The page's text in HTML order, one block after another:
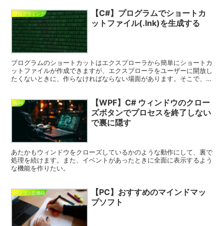
プログラミング
【C#】プログラムでショートカ
ットファイル(.lnk)を生成する
プログラムのショートカットはエクスプローラから簡単にショートカ
ットファイルが作成できますが、エクスプローラをユーザーに開放し
たくないときに、作らなければならない場面があります。そこで、プ
WPF
【WPF】C# ウィンドウのクロー
ズボタンでプロセスを終了しない
で裏に隠す
あたかもウィンドウをクローズしているかのような動作にして、裏で
処理を続けます。また、イベントがあったときに全面に表示するよう
な機能を作りたい。
パソコン忘備録
【PC】おすすめのマインドマッ
プソフト